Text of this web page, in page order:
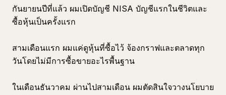
กันยายนปีที่แล้ว ผมเปิดบัญชี NISA บัญชีแรกในชีวิตและ
ซื้อหุ้นเป็นครั้งแรก
สามเดือนแรก ผมแค่ดูหุ้นที่ซื้อไว้ จ้องกราฟและตลาดทุก
วันโดยไม่มีการซื้อขายอะไรพื้นฐาน
ในเดือนธันวาคม ผ่านไปสามเดือน ผมตัดสินใจวางนโยบาย